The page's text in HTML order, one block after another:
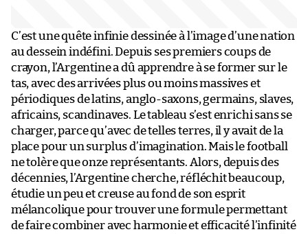
C’est une quête infinie dessinée à l’image d’une nation
au dessein indéfini. Depuis ses premiers coups de
crayon, l’Argentine a dû apprendre à se former sur le
tas, avec des arrivées plus ou moins massives et
périodiques de latins, anglo-saxons, germains, slaves,
africains, scandinaves. Le tableau s’est enrichi sans se
charger, parce qu’avec de telles terres, il y avait de la
place pour un surplus d’imagination. Mais le football
ne tolère que onze représentants. Alors, depuis des
décennies, l’Argentine cherche, réfléchit beaucoup,
étudie un peu et creuse au fond de son esprit
mélancolique pour trouver une formule permettant
de faire combiner avec harmonie et efficacité l’infinité